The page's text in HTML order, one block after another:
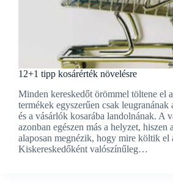
12+1 tipp kosárérték növelésre
Minden kereskedőt örömmel töltene el
termékek egyszerűen csak leugranának
és a vásárlók kosarába landolnának. A
azonban egészen más a helyzet, hiszen
alaposan megnézik, hogy mire költik el
Kiskereskedőként valószínűleg…